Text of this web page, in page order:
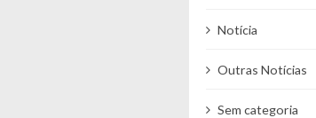
Notícia
Outras Notícias
Sem categoria